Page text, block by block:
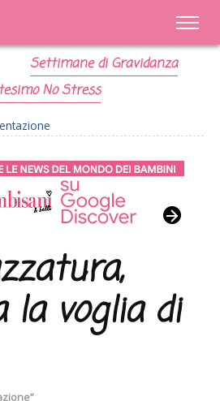
Settimane di Gravidanza
No Stress
la voglia di